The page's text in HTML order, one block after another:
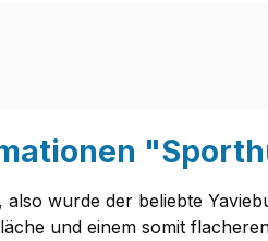
also wurde der beliebte
und einem somit